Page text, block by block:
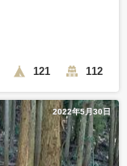
121 112
2022年5月30日